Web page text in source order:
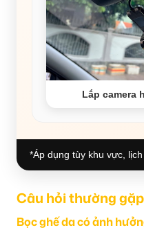
Lắp camera
*Áp dụng tùy khu vực,
Câu hỏi thường
Bọc ghế da có ảnh